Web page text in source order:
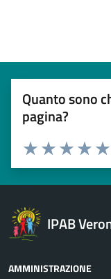
Quanto sono
pagina?
Esprimi una valutazione
Valuta
Valuta 3
Valuta 2 stelle
Valuta 1 stelle su
IPAB
AMMINISTRAZIONE